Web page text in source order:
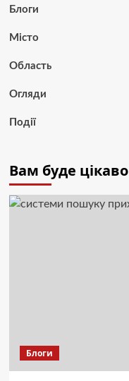
Блоги
Місто
Область
Огляди
Події
Вам буде цікаво
Блоги